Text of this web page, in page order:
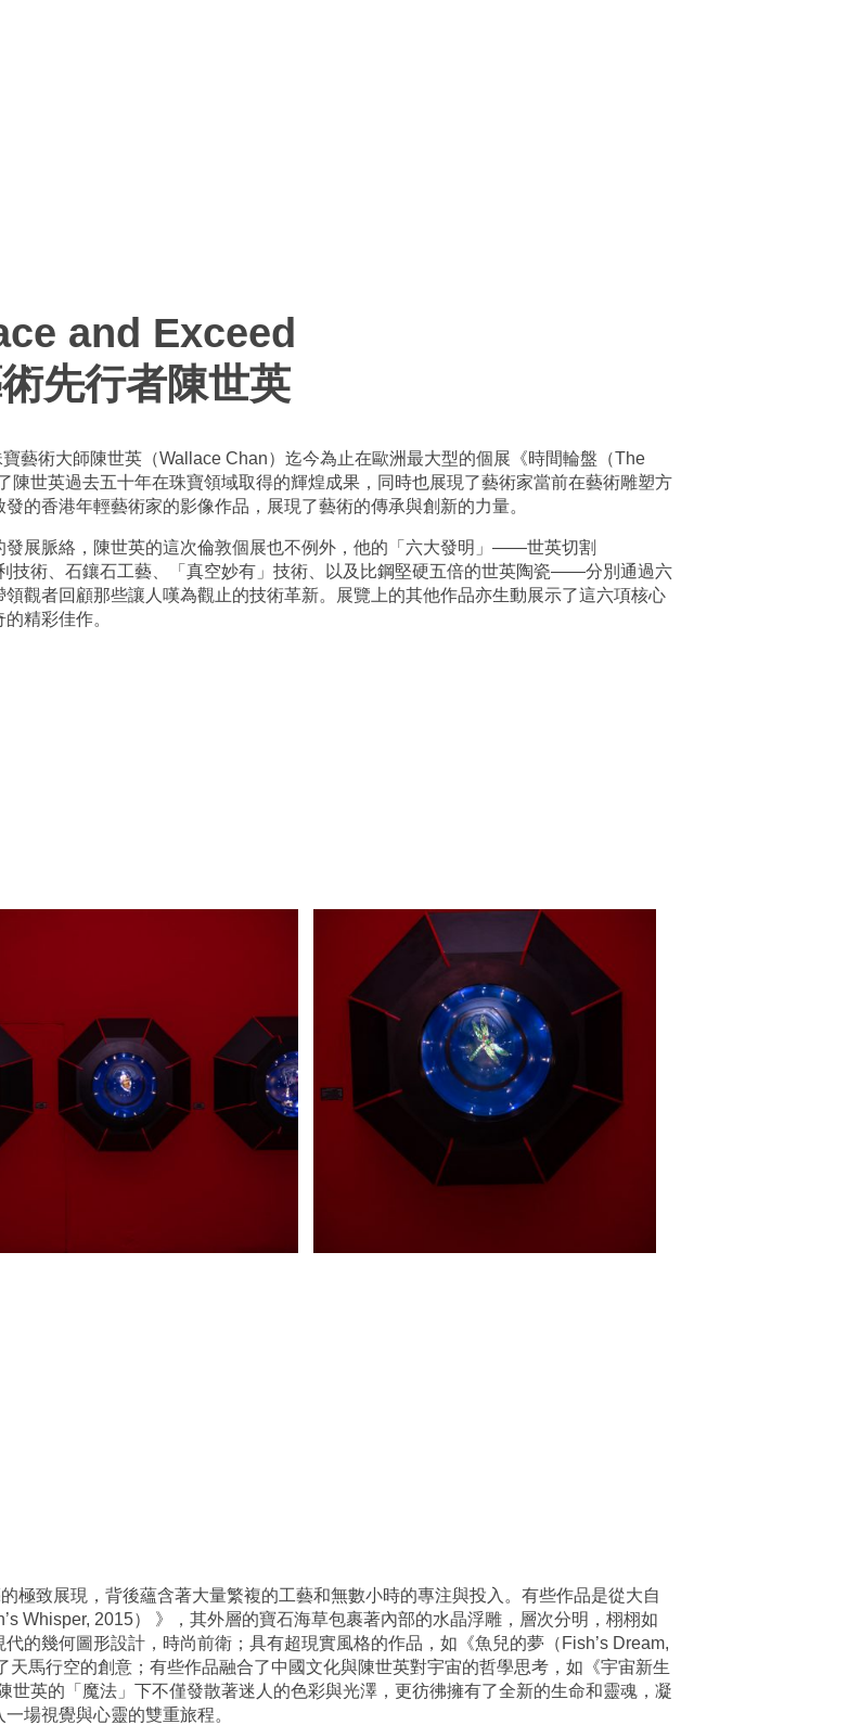
and Exceed
先行者陳世英
藝術大師陳世英（Wallace Chan）迄今為止在歐洲最大型的個展《時間輪盤（The
陳世英過去五十年在珠寶領域取得的輝煌成果，同時也展現了藝術家當前在藝術雕塑方
的香港年輕藝術家的影像作品，展現了藝術的傳承與創新的力量。
展脈絡，陳世英的這次倫敦個展也不例外，他的「六大發明」——世英切割
技術、石鑲石工藝、「真空妙有」技術、以及比鋼堅硬五倍的世英陶瓷——分別通過六
觀者回顧那些讓人嘆為觀止的技術革新。展覽上的其他作品亦生動展示了這六項核心
精彩佳作。
極致展現，背後蘊含著大量繁複的工藝和無數小時的專注與投入。有些作品是從大自
Whisper, 2015） 》，其外層的寶石海草包裹著內部的水晶浮雕，層次分明，栩栩如
的幾何圖形設計，時尚前衛；具有超現實風格的作品，如《魚兒的夢（Fish’s Dream,
馬行空的創意；有些作品融合了中國文化與陳世英對宇宙的哲學思考，如《宇宙新生
世英的「魔法」下不僅發散著迷人的色彩與光澤，更彷彿擁有了全新的生命和靈魂，凝
場視覺與心靈的雙重旅程。